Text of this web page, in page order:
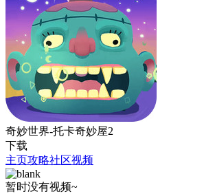
奇妙世界-托卡奇妙屋2
下载
主页攻略社区视频
暂时没有视频~